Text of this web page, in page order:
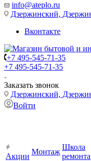
info@ateplo.ru
Дзержинский,
Вконтакте
+7 495-545-71-35
+7 495-545-71-35
Заказать звонок
Дзержинский,
Войти
Акции
Монтаж
Школа
ремонта